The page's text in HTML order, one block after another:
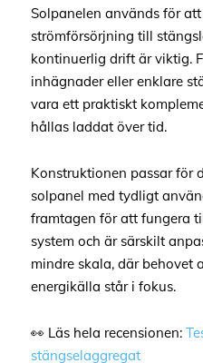
Solpanelen används för
strömförsörjning till
kontinuerlig drift är viktig.
inhägnader eller enklare
vara ett praktiskt
hållas laddat över tid.
Konstruktionen passar för
solpanel med tydligt
framtagen för att fungera
system och är särskilt
mindre skala, där behovet
energikälla står i fokus.
👀 Läs hela recensionen:
stängselaggregat